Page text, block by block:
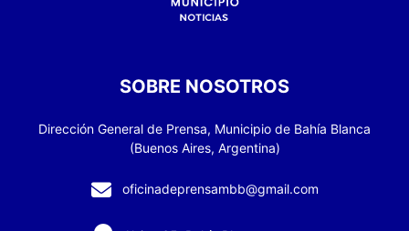
SOBRE NOSOTROS
Dirección General de Prensa, Municipio de Bahía Blanca
(Buenos Aires, Argentina)
oficinadeprensambb@gmail.com